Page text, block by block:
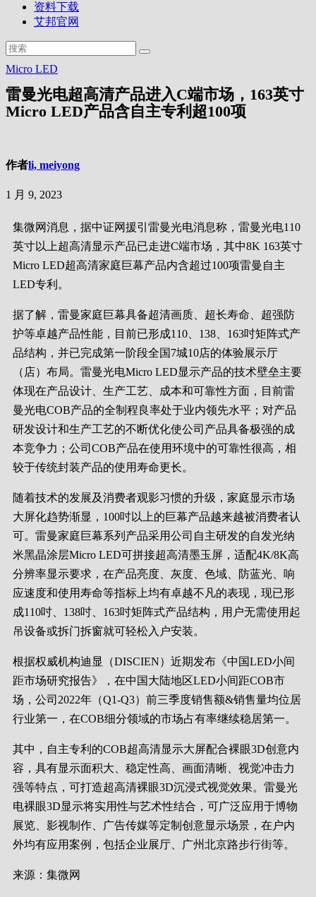
资料下载
艾邦官网
Micro LED
雷曼光电超高清产品进入C端市场，163英寸
Micro LED产品含自主专利超100项
作者li, meiyong
1 月 9, 2023
集微网消息，据中证网援引雷曼光电消息称，雷曼光电110
英寸以上超高清显示产品已走进C端市场，其中8K 163英寸
Micro LED超高清家庭巨幕产品内含超过100项雷曼自主
LED专利。
据了解，雷曼家庭巨幕具备超清画质、超长寿命、超强防
护等卓越产品性能，目前已形成110、138、163吋矩阵式产
品结构，并已完成第一阶段全国7城10店的体验展示厅
（店）布局。雷曼光电Micro LED显示产品的技术壁垒主要
体现在产品设计、生产工艺、成本和可靠性方面，目前雷
曼光电COB产品的全制程良率处于业内领先水平；对产品
研发设计和生产工艺的不断优化使公司产品具备极强的成
本竞争力；公司COB产品在使用环境中的可靠性很高，相
较于传统封装产品的使用寿命更长。
随着技术的发展及消费者观影习惯的升级，家庭显示市场
大屏化趋势渐显，100吋以上的巨幕产品越来越被消费者认
可。雷曼家庭巨幕系列产品采用公司自主研发的自发光纳
米黑晶涂层Micro LED可拼接超高清墨玉屏，适配4K/8K高
分辨率显示要求，在产品亮度、灰度、色域、防蓝光、响
应速度和使用寿命等指标上均有卓越不凡的表现，现已形
成110吋、138吋、163吋矩阵式产品结构，用户无需使用起
吊设备或拆门拆窗就可轻松入户安装。
根据权威机构迪显（DISCIEN）近期发布《中国LED小间
距市场研究报告》，在中国大陆地区LED小间距COB市
场，公司2022年（Q1-Q3）前三季度销售额&销售量均位居
行业第一，在COB细分领域的市场占有率继续稳居第一。
其中，自主专利的COB超高清显示大屏配合裸眼3D创意内
容，具有显示面积大、稳定性高、画面清晰、视觉冲击力
强等特点，可打造超高清裸眼3D沉浸式视觉效果。雷曼光
电裸眼3D显示将实用性与艺术性结合，可广泛应用于博物
展览、影视制作、广告传媒等定制创意显示场景，在户内
外均有应用案例，包括企业展厅、广州北京路步行街等。
来源：集微网